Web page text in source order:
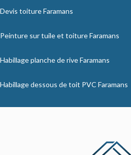
Devis toiture Faramans
Peinture sur tuile et toiture Faramans
Habillage planche de rive Faramans
Habillage dessous de toit PVC Faramans